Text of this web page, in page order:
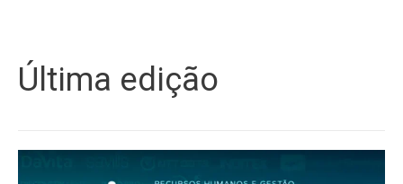
Última edição